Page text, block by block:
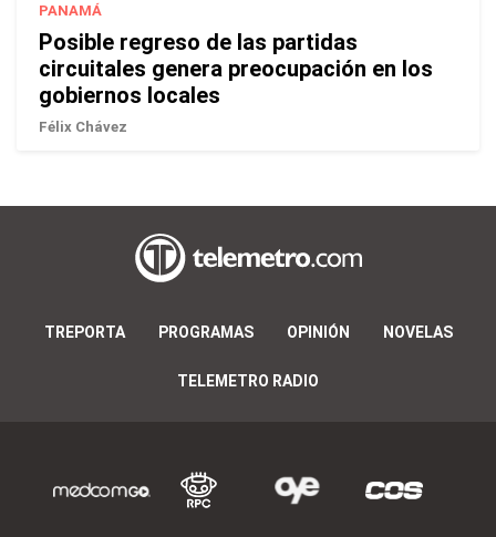
PANAMÁ
Posible regreso de las partidas
circuitales genera preocupación en los
gobiernos locales
Félix Chávez
TREPORTA PROGRAMAS OPINIÓN NOVELAS
TELEMETRO RADIO